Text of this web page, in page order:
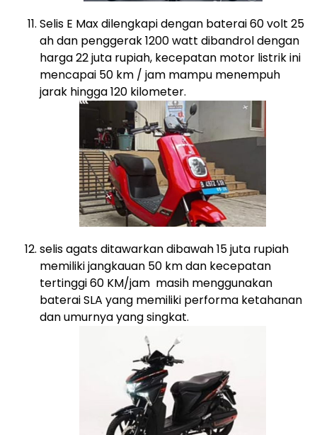
Selis E Max dilengkapi dengan baterai 60 volt 25
ah dan penggerak 1200 watt dibandrol dengan
harga 22 juta rupiah, kecepatan motor listrik ini
mencapai 50 km / jam mampu menempuh
jarak hingga 120 kilometer.
selis agats ditawarkan dibawah 15 juta rupiah
memiliki jangkauan 50 km dan kecepatan
tertinggi 60 KM/jam masih menggunakan
baterai SLA yang memiliki performa ketahanan
dan umurnya yang singkat.